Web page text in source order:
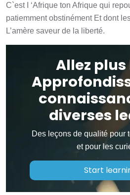
C`est I ‘Afrique ton Afrique qui
patiemment obstinément Et dont
L’amère saveur de la liberté.
Allez plus
diverses
Des leçons de qualité pour
et pour les
Start